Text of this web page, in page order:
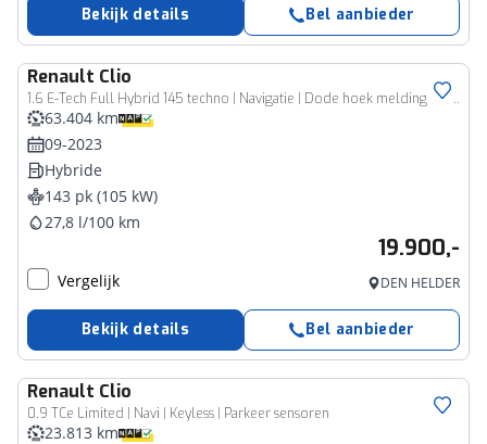
Bekijk details Bel aanbieder
Renault Clio
1.6 E-Tech Full Hybrid 145 techno | Navigatie | Dode hoek melding | Cruise | Climat Control
63.404 km
09-2023
Hybride
143 pk (105 kW)
27,8 l/100 km
19.900,-
Vergelijk DEN HELDER
Bekijk details Bel aanbieder
Renault Clio
0.9 TCe Limited | Navi | Keyless | Parkeer sensoren
23.813 km